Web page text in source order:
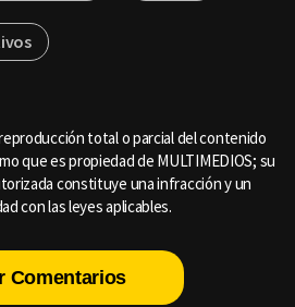
total o parcial del contenido
que es propiedad de MULTIMEDIOS; su
constituye una infracción y un
con las leyes aplicables.
Comentarios